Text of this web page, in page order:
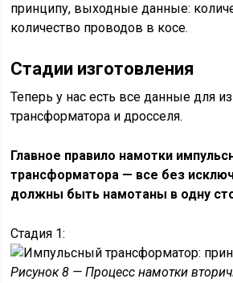
принципу, выходные данные:
количество проводов в косе.
Стадии изготовления
Теперь у нас есть все данные для
трансформатора и дросселя.
Главное правило намотки
трансформатора — все без
должны быть намотаны в одну
Стадия 1:
Рисунок 8 — Процесс намотки